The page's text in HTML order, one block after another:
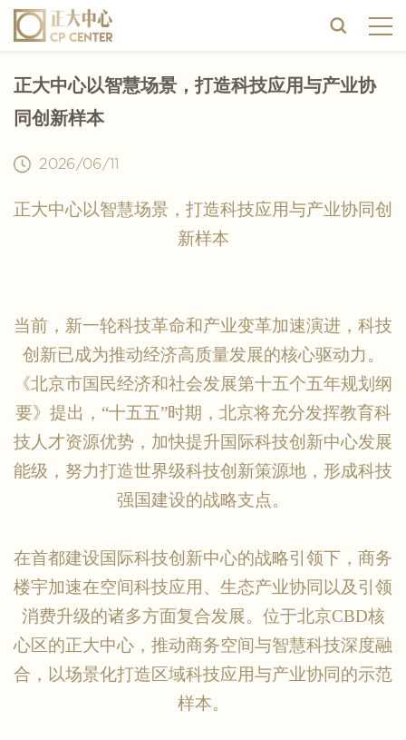
​正大中心以智慧场景，打造科技应用与产业协
同创新样本
2026/06/11
正大中心以智慧场景，打造科技应用与产业协同创
新样本
当前，新一轮科技革命和产业变革加速演进，科技
创新已成为推动经济高质量发展的核心驱动力。
《北京市国民经济和社会发展第十五个五年规划纲
要》提出， “十五五”时期，北京将充分发挥教育科
技人才资源优势，加快提升国际科技创新中心发展
能级，努力打造世界级科技创新策源地，形成科技
强国建设的战略支点。
在首都建设国际科技创新中心的战略引领下，商务
楼宇加速在空间科技应用、生态产业协同以及引领
消费升级的诸多方面复合发展。位于北京CBD核
心区的正大中心，推动商务空间与智慧科技深度融
合，以场景化打造区域科技应用与产业协同的示范
样本。